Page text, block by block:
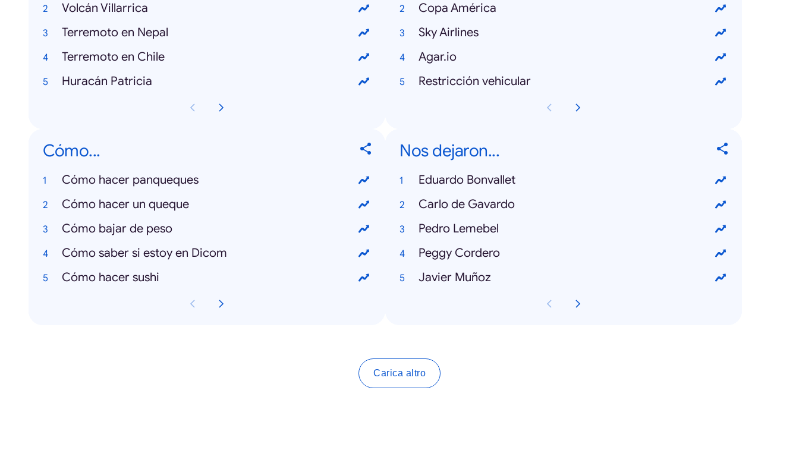
Volcán Villarrica
Terremoto en Nepal
Terremoto en Chile
Huracán Patricia
Copa América
Sky Airlines
Agar.io
Restricción vehicular
Cómo...
Cómo hacer panqueques
Cómo hacer un queque
Cómo bajar de peso
Cómo saber si estoy en Dicom
Cómo hacer sushi
Nos dejaron...
Eduardo Bonvallet
Carlo de Gavardo
Pedro Lemebel
Peggy Cordero
Javier Muñoz
Carica altro